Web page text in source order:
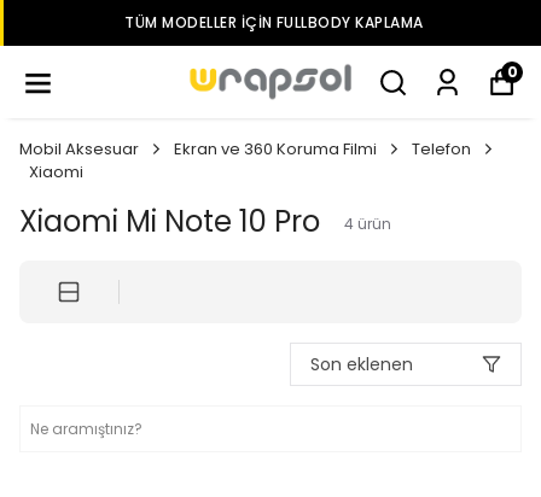
TÜM MODELLER IÇIN FULLBODY KAPLAMA
0
Mobil Aksesuar Ekran ve 360 Koruma Filmi
Telefon
Xiaomi
Xiaomi Mi Note 10 Pro 4 ürün
Son eklenen